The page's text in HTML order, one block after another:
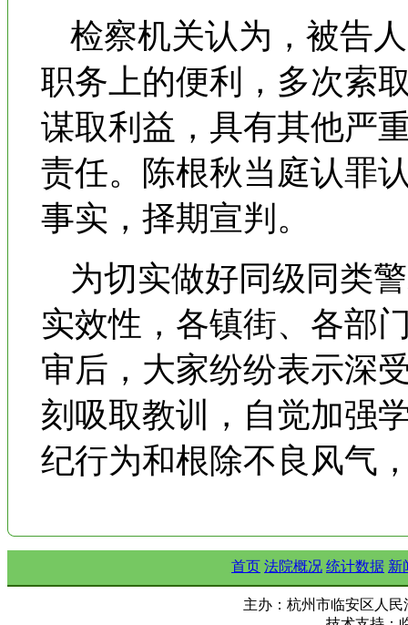
检察机关认为，被告
职务上的便利，多次索
谋取利益，具有其他严
责任。陈根秋当庭认罪
事实，择期宣判。
为切实做好同级同类
实效性，各镇街、各部
审后，大家纷纷表示深
刻吸取教训，自觉加强
纪行为和根除不良风气
首页 法院概况 统计数据 新
主办：杭州市临安区人民